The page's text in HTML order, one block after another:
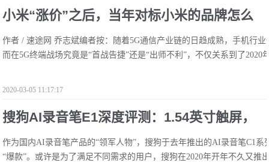
小米“涨价”之后，当年对标小米的品牌怎么
办？
作者 / 速途网 乔志斌编者按：随着5G通信产业链的日趋成熟，手机行
而在5G终端战场究竟是“首战告捷”还是“出师不利”，不仅关系到了2020
2020-03-05 11:17:17
搜狗AI录音笔E1深度评测：1.54英寸触屏，
哈曼指向麦设计
作为国内AI录音笔产品的“领军人物”，搜狗于去年推出的AI录音笔C1
“爆款”。或许是为了满足不同需求的用户，搜狗在2020年开年不久又推